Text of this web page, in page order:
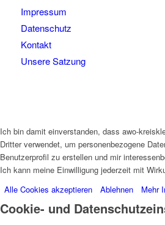
Impressum
Datenschutz
Kontakt
Unsere Satzung
Ich bin damit einverstanden, dass awo-
Dritter verwendet, um personenbezogene
Benutzerprofil zu erstellen und mir
Ich kann meine Einwilligung jederzeit mit
Alle Cookies akzeptieren
Ablehnen Mehr
Cookie- und